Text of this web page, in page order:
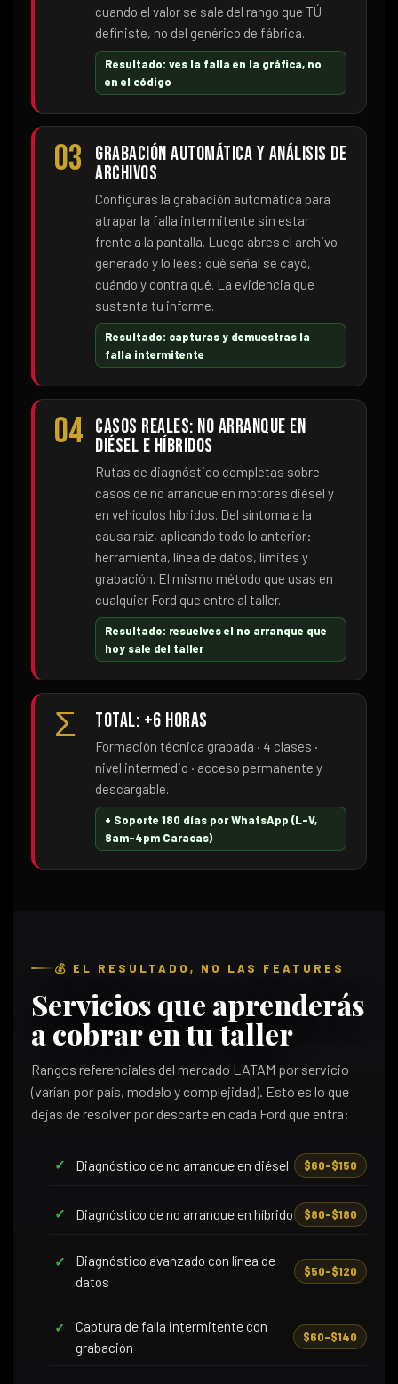
cuando el valor se sale del rango que TÚ
definiste, no del genérico de fábrica.
Resultado: ves la falla en la gráfica, no
en el código
03
Grabación automática y análisis de
archivos
Configuras la grabación automática para
atrapar la falla intermitente sin estar
frente a la pantalla. Luego abres el archivo
generado y lo lees: qué señal se cayó,
cuándo y contra qué. La evidencia que
sustenta tu informe.
Resultado: capturas y demuestras la
falla intermitente
04 Casos reales: no arranque en
diésel e híbridos
Rutas de diagnóstico completas sobre
casos de no arranque en motores diésel y
en vehículos híbridos. Del síntoma a la
causa raíz, aplicando todo lo anterior:
herramienta, línea de datos, límites y
grabación. El mismo método que usas en
cualquier Ford que entre al taller.
Resultado: resuelves el no arranque que
hoy sale del taller
Σ Total: +6 horas
Formación técnica grabada · 4 clases ·
nivel intermedio · acceso permanente y
descargable.
+ Soporte 180 días por WhatsApp (L–V,
8am–4pm Caracas)
💰 EL RESULTADO, NO LAS FEATURES
Servicios que aprenderás
a cobrar en tu taller
Rangos referenciales del mercado LATAM por servicio
(varían por país, modelo y complejidad). Esto es lo que
dejas de resolver por descarte en cada Ford que entra:
Diagnóstico de no arranque en diésel $60–$150
Diagnóstico de no arranque en híbrido $80–$180
Diagnóstico avanzado con línea de
datos
$50–$120
Captura de falla intermitente con
grabación
$60–$140